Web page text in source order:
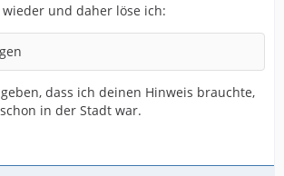
und daher löse ich:
dass ich deinen Hinweis brauchte,
in der Stadt war.